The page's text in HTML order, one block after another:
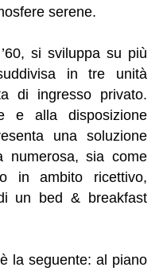
serene.
si sviluppa su più
in tre unità
di ingresso privato.
e alla disposizione
una soluzione
numerosa, sia come
in ambito ricettivo,
un bed & breakfast
la seguente: al piano